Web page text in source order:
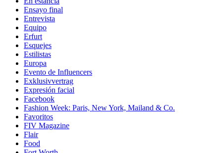
Ensayo final
Entrevista
Equipo
Erfurt
Esquejes
Estilistas
Europa
Evento de Influencers
Exklusivvertrag
Expresión facial
Facebook
Fashion Week: Paris, New York, Mailand & Co.
Favoritos
FIV Magazine
Flair
Food